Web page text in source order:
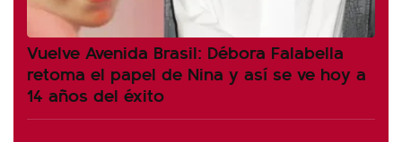
Vuelve Avenida Brasil: Débora Falabella
retoma el papel de Nina y así se ve hoy a
14 años del éxito